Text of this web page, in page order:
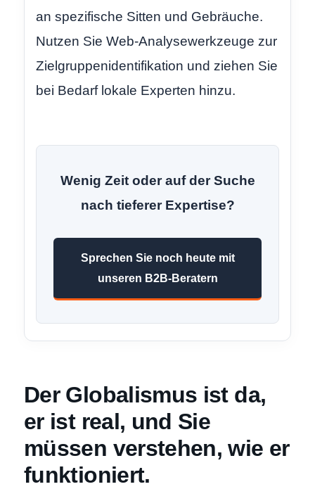
an spezifische Sitten und Gebräuche.
Nutzen Sie Web-Analysewerkzeuge zur
Zielgruppenidentifikation und ziehen Sie
bei Bedarf lokale Experten hinzu.
Wenig Zeit oder auf der Suche
nach tieferer Expertise?
Sprechen Sie noch heute mit
unseren B2B-Beratern
Der Globalismus ist da,
er ist real, und Sie
müssen verstehen, wie er
funktioniert.